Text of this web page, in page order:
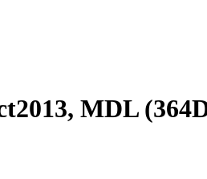
MDL